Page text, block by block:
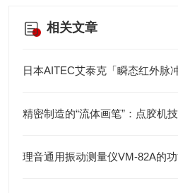
相关文章
日本AITEC艾泰克「瞬态红外脉
精密制造的“流体画笔”：点胶机
理音通用振动测量仪VM-82A的